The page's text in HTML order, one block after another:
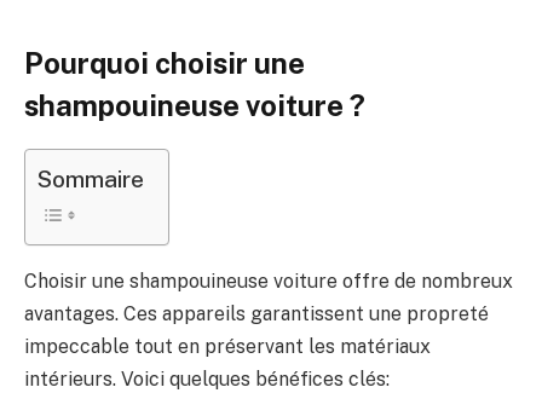
Pourquoi choisir une
shampouineuse voiture ?
Sommaire
Choisir une shampouineuse voiture offre de nombreux
avantages. Ces appareils garantissent une propreté
impeccable tout en préservant les matériaux
intérieurs. Voici quelques bénéfices clés: